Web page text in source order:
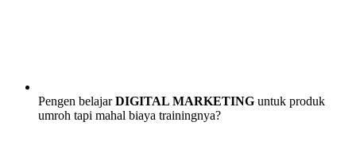
Pengen belajarDIGITAL MARKETING untuk produk
umroh tapi mahal biaya trainingnya?